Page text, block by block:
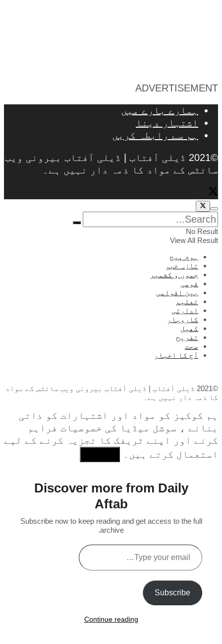
ADVERTISEMENT
ہمارے بارے میں
اشتہار دینا
ہم سے رابطہ کریں
©2021 ڈیلی آفتاب | ڈیلی آفتاب بیرونی ویب
سائٹس کے مواد کا ذمہ دار نہیں ہے۔
No Result
View All Result
ہوم پیج
تازہ خبر
جموں و کشمیر
قومی
بین اقوامی
تعلیم
ادارتی
کاروبار
کھیل
تفریح
صحت
آج کا اخبار
©2021 ڈیلی آفتاب | ڈیلی آفتاب بیرونی ویب سائٹس کے مواد
کا ذمہ دار نہیں ہے۔
ہم کوکیز کو مواد اور اشتہارات کو ذاتی
بنانے ، سوشل میڈیا کی خصوصیات فراہم
کرنے اور اپنے ٹریفک کا تجزیہ کرنے کے لیے
استعمال کرتے ہیں۔
Discover more from Daily
Aftab
Subscribe now to keep reading and get access to the full
archive.
Type
your
Subscribe
Continue reading